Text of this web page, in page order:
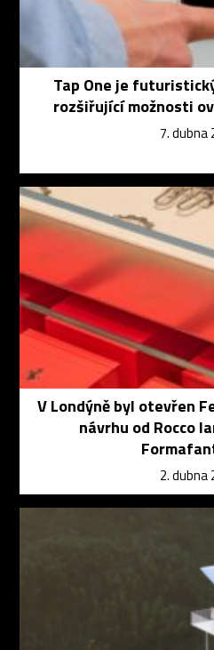
Tap One je
rozšiřující možnosti
7. dubna
V Londýně byl otevřen
návrhu od Rocco
2. dubna